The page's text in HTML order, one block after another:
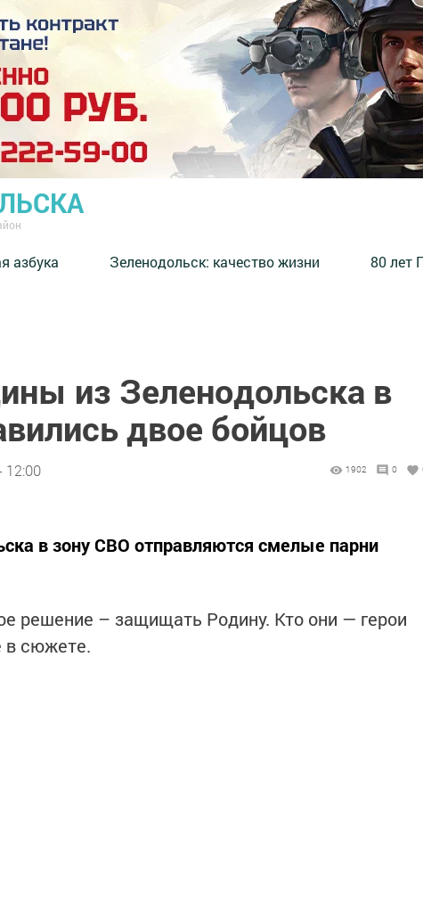
азбука ⁠Зеленодольск: качество жизни 80 лет
из Зеленодольска в
двое бойцов
12:00 1902 0
в зону СВО отправляются смелые парни
решение – защищать Родину. Кто они — герои
в сюжете.